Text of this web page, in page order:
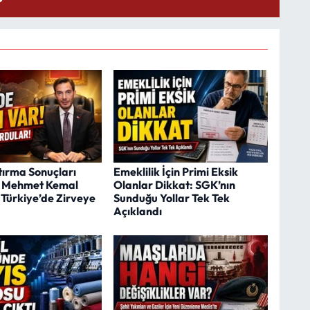
Sonuçları
Mehmet Kemal
Türkiye’de Zirveye
Emeklilik İçin Primi Eksik
Olanlar Dikkat: SGK’nın
Sunduğu Yollar Tek Tek
Açıklandı